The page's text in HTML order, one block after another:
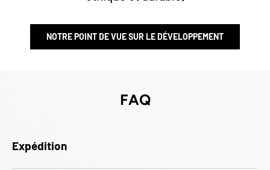
NOTRE POINT DE VUE SUR LE DÉVELOPPEMENT
FAQ
Expédition